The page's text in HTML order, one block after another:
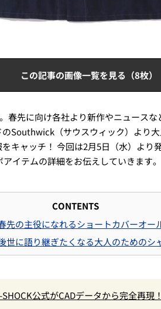
この記事の画像一覧を見る（8枚）
春先に向け各社より新作やニュース
Southwick（サウスウィック）より
キャッチ！ 今回は2月5日（水）より
イテムの詳細をお伝えしていきます。
CONTENTS
先の主役になれるショートカバーオー
世に語り継ぎたくなる大人のためのシ
SHOCK公式がCADデータから完全再